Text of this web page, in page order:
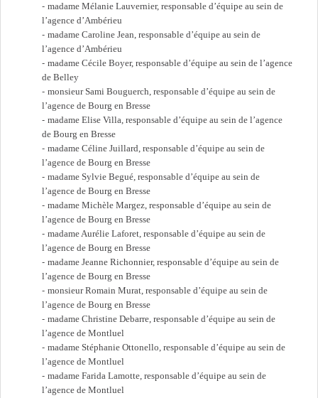
madame Mélanie Lauvernier, responsable d’équipe au sein de
l’agence d’Ambérieu
madame Caroline Jean, responsable d’équipe au sein de
l’agence d’Ambérieu
madame Cécile Boyer, responsable d’équipe au sein de l’agence
de Belley
monsieur Sami Bouguerch, responsable d’équipe au sein de
l’agence de Bourg en Bresse
madame Elise Villa, responsable d’équipe au sein de l’agence
de Bourg en Bresse
madame Céline Juillard, responsable d’équipe au sein de
l’agence de Bourg en Bresse
madame Sylvie Begué, responsable d’équipe au sein de
l’agence de Bourg en Bresse
madame Michèle Margez, responsable d’équipe au sein de
l’agence de Bourg en Bresse
madame Aurélie Laforet, responsable d’équipe au sein de
l’agence de Bourg en Bresse
madame Jeanne Richonnier, responsable d’équipe au sein de
l’agence de Bourg en Bresse
monsieur Romain Murat, responsable d’équipe au sein de
l’agence de Bourg en Bresse
madame Christine Debarre, responsable d’équipe au sein de
l’agence de Montluel
madame Stéphanie Ottonello, responsable d’équipe au sein de
l’agence de Montluel
madame Farida Lamotte, responsable d’équipe au sein de
l’agence de Montluel